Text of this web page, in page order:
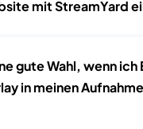
mit StreamYard
gute Wahl, wenn
in meinen